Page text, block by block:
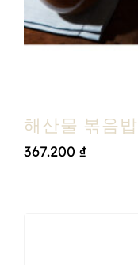
해산물 볶음밥
367.200 ₫